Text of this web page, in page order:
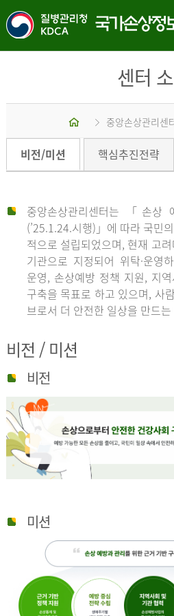
센터
중앙손상관리센
비전/미션 핵심추진전략
중앙손상관리센터는 「손
(’25.1.24.시행)」에 따라 국민
적으로 설립되었으며, 현재 고
기관으로 지정되어 위탁·운영
운영, 손상예방 정책 지원, 지
구축을 목표로 하고 있으며, 사
브로서 더 안전한 일상을 만드
비전 / 미션
비전
미션